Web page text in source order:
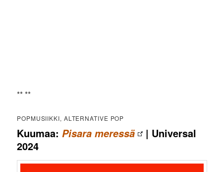
** **
POPMUSIIKKI, ALTERNATIVE POP
Kuumaa:Pisara meressä
| Universal
2024